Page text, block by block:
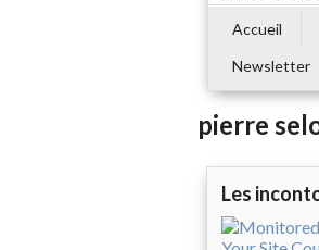
Accueil
Newsletter
pierre
Les